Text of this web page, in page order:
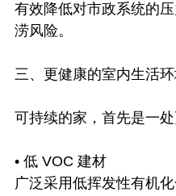
有效降低对市政系统的
涝风险。
三、更健康的室内生活
可持续的家，首先是一处
• 低 VOC 建材
广泛采用低挥发性有机